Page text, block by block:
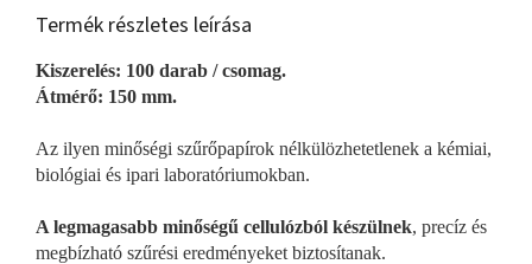
Termék részletes leírása
Kiszerelés: 100 darab / csomag.
Átmérő: 150 mm.
Az ilyen minőségi szűrőpapírok nélkülözhetetlenek a kémiai,
biológiai és ipari laboratóriumokban.
A legmagasabb minőségű cellulózból készülnek, precíz és
megbízható szűrési eredményeket biztosítanak.